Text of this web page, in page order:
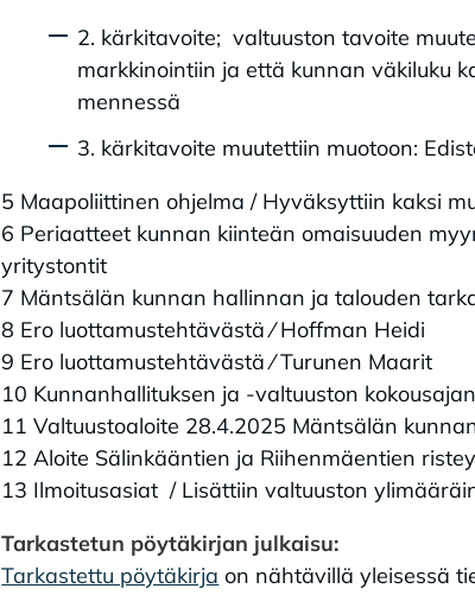
2. kärkitavoite; valtuuston tavoite
markkinointiin ja että kunnan väkiluku
mennessä
3. kärkitavoite muutettiin muotoon:
5 Maapoliittinen ohjelma / Hyväksyttiin kaksi
6 Periaatteet kunnan kiinteän omaisuuden
yritystontit
7 Mäntsälän kunnan hallinnan ja talouden
8 Ero luottamustehtävästä ⁄ Hoffman Heidi
9 Ero luottamustehtävästä ⁄ Turunen Maarit
10 Kunnanhallituksen ja -valtuuston
11 Valtuustoaloite 28.4.2025 Mäntsälän
12 Aloite Sälinkääntien ja Riihenmäentien
13 Ilmoitusasiat / Lisättiin valtuuston
Tarkastetun pöytäkirjan julkaisu:
Tarkastettu pöytäkirja on nähtävillä yleisessä